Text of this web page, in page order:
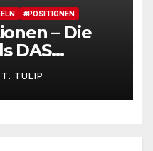
#POSITIONEN
– Die
DAS
des
es wird
TULIP